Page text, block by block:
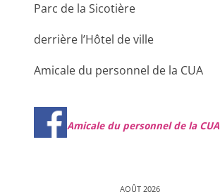
Parc de la Sicotière
derrière l’Hôtel de ville
Amicale du personnel de la CUA
Amicale du personnel de la CUA
AOÛT 2026